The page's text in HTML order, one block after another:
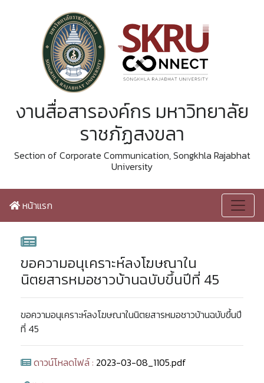
งานสื่อสารองค์กร มหาวิทยาลัย
ราชภัฏสงขลา
Section of Corporate Communication, Songkhla Rajabhat
University
หน้าแรก
ขอความอนุเคราะห์ลงโฆษณาใน
นิตยสารหมอชาวบ้านฉบับขึ้นปีที่ 45
ขอความอนุเคราะห์ลงโฆษณาในนิตยสารหมอชาวบ้านฉบับขึ้นปี
ที่ 45
ดาวน์โหลดไฟล์ : 2023-03-08_1105.pdf